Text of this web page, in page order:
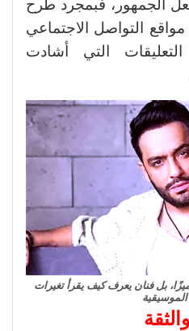
الجمهور، فبمجرد طرح
التواصل الاجتماعي
التي أشادت
بل فنان يعرف كيف يقرأ تغيرات